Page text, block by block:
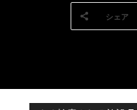
シェア